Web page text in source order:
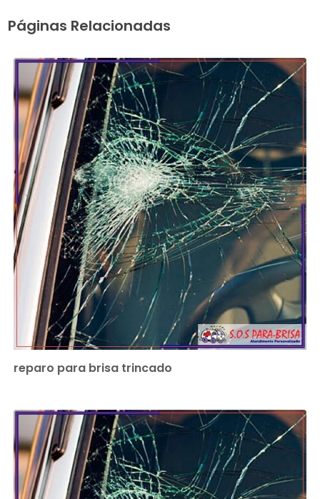
Páginas Relacionadas
reparo para brisa trincado